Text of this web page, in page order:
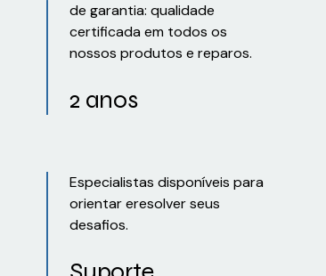
de garantia: qualidade
certificada em todos os
nossos produtos e reparos.
2 anos
Especialistas disponíveis para
orientar eresolver seus
desafios.